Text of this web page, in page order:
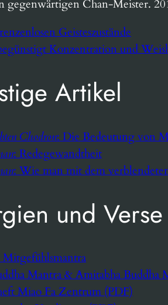
gegenwärtigen Chan-Meister.
Geisteszustände
Konzentration und
Artikel
Chodron: Die Bedeutung von
: Redegewandtheit
: Wie man mit dem
und Verse
Mitgefühlsmantra
Mantra & Amitabha Buddha
Miao Fa Zentrum (PDF)